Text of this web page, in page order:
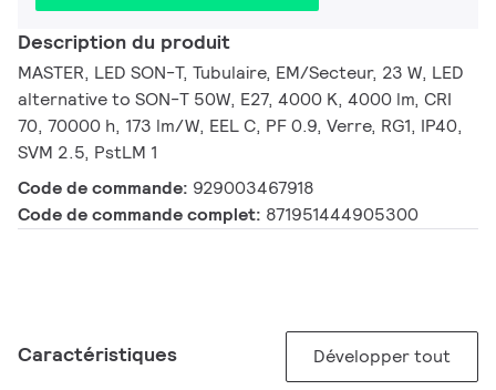
Description du produit
MASTER, LED SON-T, Tubulaire, EM/Secteur, 23 W, LED
alternative to SON-T 50W, E27, 4000 K, 4000 lm, CRI
70, 70000 h, 173 lm/W, EEL C, PF 0.9, Verre, RG1, IP40,
SVM 2.5, PstLM 1
Code de commande: 929003467918
Code de commande complet: 871951444905300
Caractéristiques Développer tout